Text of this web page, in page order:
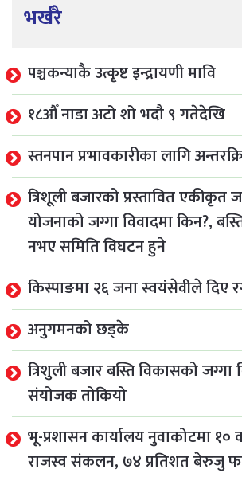
भर्खरै
पञ्चकन्याकै उत्कृष्ट इन्द्रायणी मावि
१८औँ नाडा अटो शो भदौ ९ गतेदेखि
स्तनपान प्रभावकारीका लागि
त्रिशूली बजारको प्रस्तावित एकीकृत
योजनाको जग्गा विवादमा किन?,
नभए समिति विघटन हुने
किस्पाङमा २६ जना स्वयंसेवीले दिए
अनुगमनको छड्के
त्रिशुली बजार बस्ति विकासको
संयोजक तोकियो
भू-प्रशासन कार्यालय नुवाकोटमा १०
राजस्व संकलन, ७४ प्रतिशत बेरुजु